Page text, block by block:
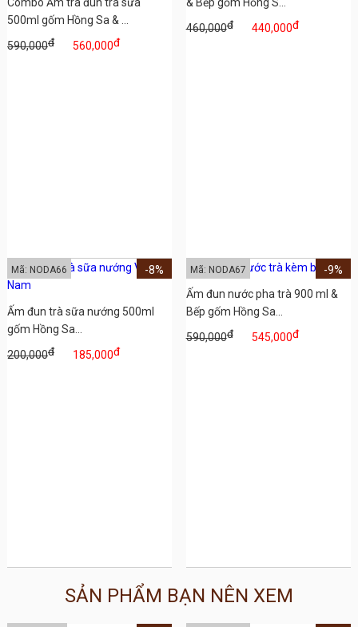
500ml gốm Hồng Sa & ...
590,000đ 560,000đ
460,000đ 440,000đ
Ấm đun trà sữa nướng 500ml
gốm Hồng Sa...
200,000đ 185,000đ
-8%
Mã: NODA66
Ấm đun nước pha trà 900 ml &
Bếp gốm Hồng Sa...
590,000đ 545,000đ
-9%
Mã: NODA67
SẢN PHẨM BẠN NÊN XEM